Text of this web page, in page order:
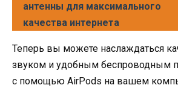
антенны для максимального
качества интернета
Теперь вы можете наслаждаться
звуком и удобным беспроводным
с помощью AirPods на вашем